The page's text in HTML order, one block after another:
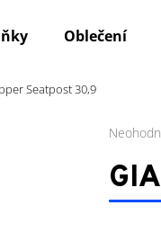
Oblečení
Seatpost 30,9
produktu
je
0,0
najít?
HLEDAT